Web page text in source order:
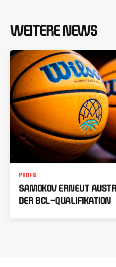
WEITERE NEWS
PROFIS
SAMOKOV ERNEUT
DER BCL-QUALIFIKATION